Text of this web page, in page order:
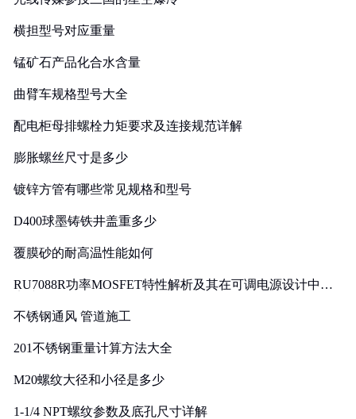
横担型号对应重量
锰矿石产品化合水含量
曲臂车规格型号大全
配电柜母排螺栓力矩要求及连接规范详解
膨胀螺丝尺寸是多少
镀锌方管有哪些常见规格和型号
D400球墨铸铁井盖重多少
覆膜砂的耐高温性能如何
RU7088R功率MOSFET特性解析及其在可调电源设计中的
不锈钢通风 管道施工
201不锈钢重量计算方法大全
M20螺纹大径和小径是多少
1-1/4 NPT螺纹参数及底孔尺寸详解